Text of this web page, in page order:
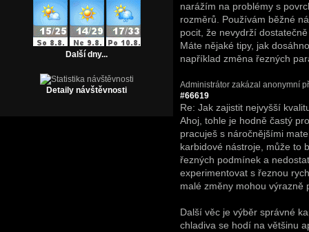
narážím na problémy s
rozměrů. Používám běžné
pocit, že nevydrží
Máte nějaké tipy, jak
například změna řezných
Administrátor zakázal anonymní
#66619
Re: Jak zajistit nejvyšší
Ahoj, tohle je hodně častý
pracuješ s náročnějšími
karbidové nástroje, může to
řezných podmínek a
experimentovat s řeznou
malé změny mohou výrazně
Další věc je výběr správné
chladiva se hodí na většinu
Další dny...
Detaily návštěvnosti